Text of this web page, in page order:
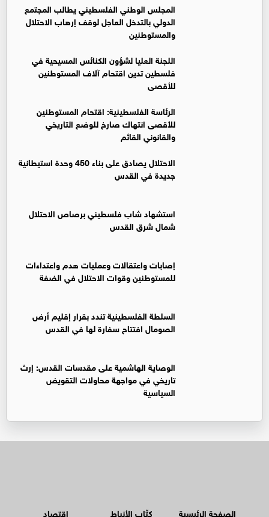
المجلس الوطني الفلسطيني يطالب المجتمع
الدولي بالتدخل العاجل لوقف إرهاب الاحتلال
والمستوطنين
اللجنة العليا لشؤون الكنائس المسيحية في
فلسطين تدين اقتحام آلاف المستوطنين
للأقصى
الرئاسة الفلسطينية: اقتحام المستوطنين
للأقصى انتهاك صارخ للوضع التاريخي
والقانوني القائم
الاحتلال يصادق على بناء 450 وحدة استيطانية
جديدة في القدس ‏
استشهاد شاب فلسطيني برصاص الاحتلال
شمال شرق القدس
إصابات واعتقالات وعمليات هدم واعتداءات
للمستوطنين وقوات الاحتلال في الضفة
السلطة الفلسطينية تندد بقرار إقليم أرض
الصومال افتتاح سفارة لها في القدس
الوصاية الهاشمية على مقدسات القدس: إرث
تاريخي في مواجهة محاولات التقويض
السياسية
الصفحة الرئيسية كتّاب الأنباط اقتصاد